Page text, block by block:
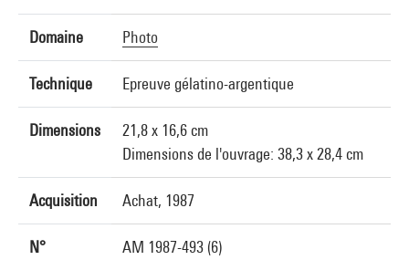
Domaine Photo
Technique Epreuve gélatino-argentique
Dimensions
21,8 x 16,6 cm
Dimensions de l'ouvrage: 38,3 x 28,4 cm
Acquisition Achat, 1987
N°
AM 1987-493 (6)